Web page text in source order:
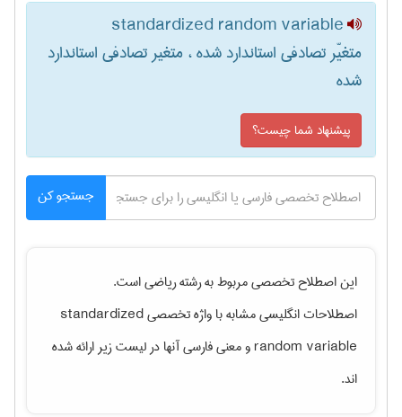
standardized random variable
متغیّر تصادفی استاندارد شده ، متغیر تصادفی استاندارد
شده
پیشنهاد شما چیست؟
جستجو کن
این اصطلاح تخصصی مربوط به رشتهرياضیاست.
اصطلاحات انگلیسی مشابه با واژه تخصصیstandardized
random variableو معنی فارسی آنها در لیست زیر ارائه شده
اند.